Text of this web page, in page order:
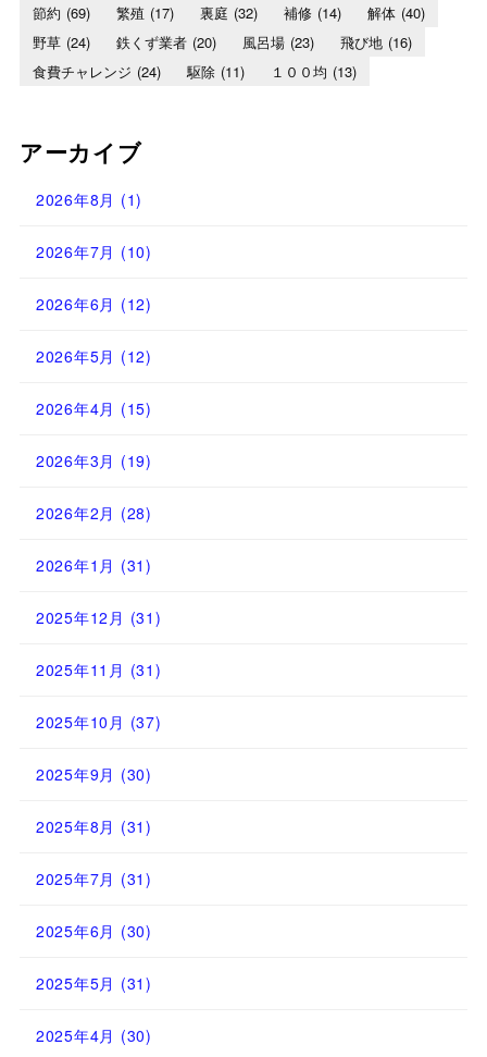
節約 (69) 繁殖 (17) 裏庭 (32) 補修 (14) 解体 (40)
野草 (24) 鉄くず業者 (20) 風呂場 (23) 飛び地 (16)
食費チャレンジ (24) 駆除 (11) １００均 (13)
アーカイブ
2026年8月 (1)
2026年7月 (10)
2026年6月 (12)
2026年5月 (12)
2026年4月 (15)
2026年3月 (19)
2026年2月 (28)
2026年1月 (31)
2025年12月 (31)
2025年11月 (31)
2025年10月 (37)
2025年9月 (30)
2025年8月 (31)
2025年7月 (31)
2025年6月 (30)
2025年5月 (31)
2025年4月 (30)